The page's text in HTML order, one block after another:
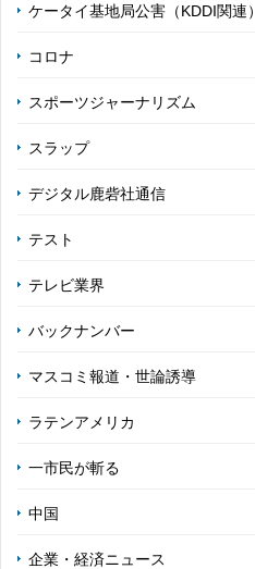
ケータイ基地局公害（KDDI関連）
コロナ
スポーツジャーナリズム
スラップ
デジタル鹿砦社通信
テスト
テレビ業界
バックナンバー
マスコミ報道・世論誘導
ラテンアメリカ
一市民が斬る
中国
企業・経済ニュース